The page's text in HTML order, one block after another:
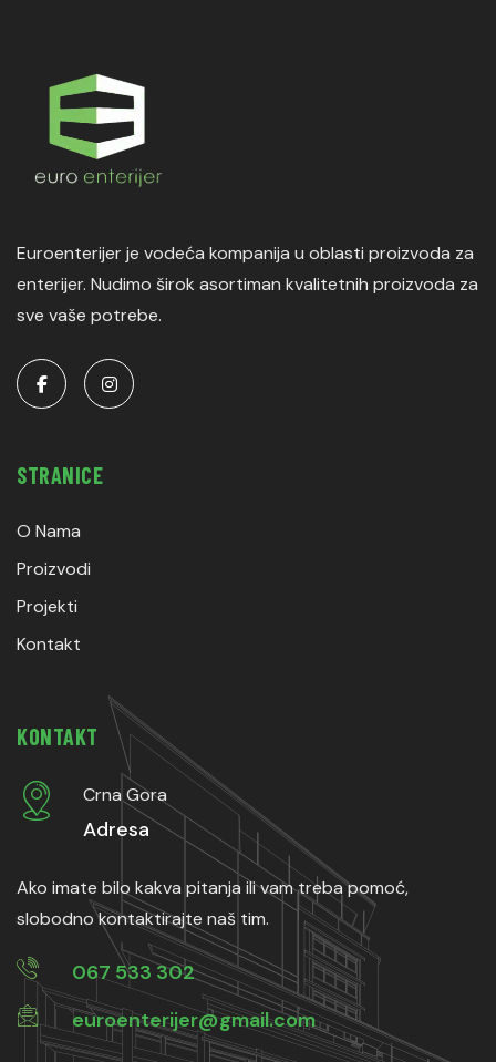
Euroenterijer je vodeća kompanija u oblasti proizvoda za
enterijer. Nudimo širok asortiman kvalitetnih proizvoda za
sve vaše potrebe.
STRANICE
O Nama
Proizvodi
Projekti
Kontakt
KONTAKT
Crna Gora
Adresa
Ako imate bilo kakva pitanja ili vam treba pomoć,
slobodno kontaktirajte naš tim.
067 533 302
euroenterijer@gmail.com